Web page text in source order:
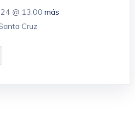
@ 13:00 más
Cruz